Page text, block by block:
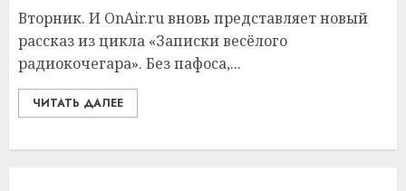
Вторник. И OnAir.ru вновь представляет новый
рассказ из цикла «Записки весёлого
радиокочегара». Без пафоса,...
ЧИТАТЬ ДАЛЕЕ